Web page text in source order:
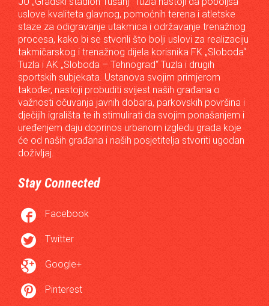
uslove kvaliteta glavnog, pomoćnih terena i atletske
staze za odigravanje utakmica i održavanje trenažnog
procesa, kako bi se stvorili što bolji uslovi za realizaciju
takmičarskog i trenažnog dijela korisnika FK „Sloboda“
Tuzla i AK „Sloboda – Tehnograd“ Tuzla i drugih
sportskih subjekata. Ustanova svojim primjerom
također, nastoji probuditi svijest naših građana o
važnosti očuvanja javnih dobara, parkovskih površina i
dječijih igrališta te ih stimulirati da svojim ponašanjem i
uređenjem daju doprinos urbanom izgledu grada koje
će od naših građana i naših posjetitelja stvoriti ugodan
doživljaj.
Stay Connected
 Facebook
 Twitter
 Google+
 Pinterest